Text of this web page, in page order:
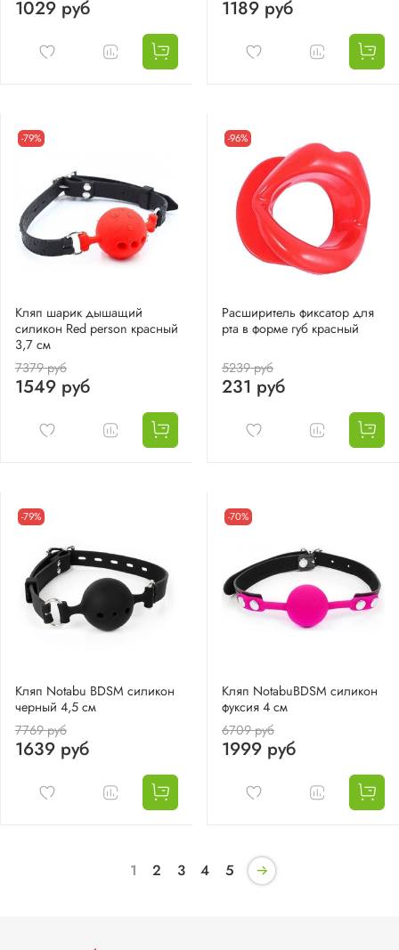
1029 руб 1189 руб
-79%
Кляп шарик дышащий
силикон Red person красный
3,7 см
7379 руб
1549 руб
-96%
Расширитель фиксатор для
рта в форме губ красный
5239 руб
231 руб
-79%
Кляп Notabu BDSM силикон
черный 4,5 см
7769 руб
1639 руб
-70%
Кляп NotabuBDSM силикон
фуксия 4 см
6709 руб
1999 руб
1 2 3 4 5